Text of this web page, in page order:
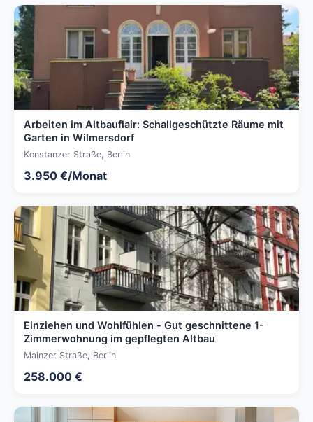
Arbeiten im Altbauflair: Schallgeschützte Räume mit
Garten in Wilmersdorf
Konstanzer Straße, Berlin
3.950 €/Monat
Einziehen und Wohlfühlen - Gut geschnittene 1-
Zimmerwohnung im gepflegten Altbau
Mainzer Straße, Berlin
258.000 €